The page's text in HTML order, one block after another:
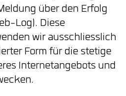
über den Erfolg
Log). Diese
wir ausschliesslich
Form für die stetige
Internetangebots und